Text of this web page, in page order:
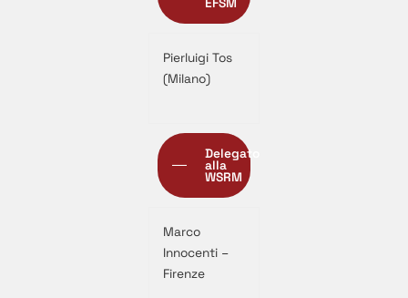
EFSM
Pierluigi Tos
(Milano)
Delegato
alla
WSRM
Marco
Innocenti –
Firenze